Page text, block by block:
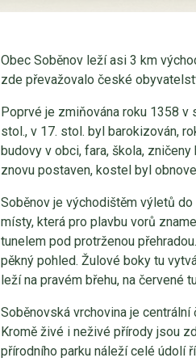
Obec Soběnov leží asi 3 km
zde převažovalo české
Poprvé je zmiňována roku 1358
stol., v 17. stol. byl barokizován,
budovy v obci, fara, škola,
znovu postaven, kostel byl
Soběnov je východištěm výletů
místy, která pro plavbu vorů
tunelem pod protrženou
pěkný pohled. Žulové boky tu
leží na pravém břehu, na červené
Soběnovská vrchovina je
Kromě živé i neživé přírody jsou
přírodního parku náleží celé údolí